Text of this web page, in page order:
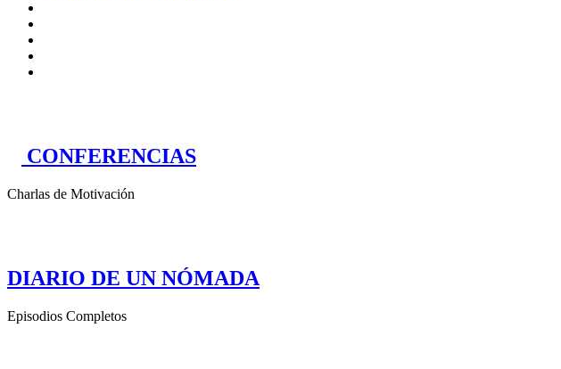
CONFERENCIAS
Charlas de Motivación
DIARIO DE UN NÓMADA
Episodios Completos